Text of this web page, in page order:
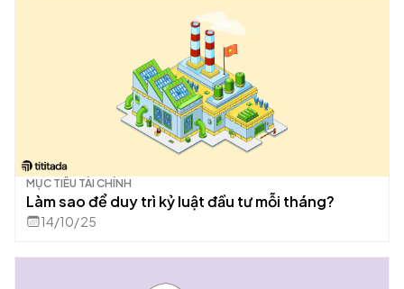
MỤC TIÊU TÀI CHÍNH
Làm sao để duy trì kỷ luật đầu tư mỗi tháng?
14/10/25